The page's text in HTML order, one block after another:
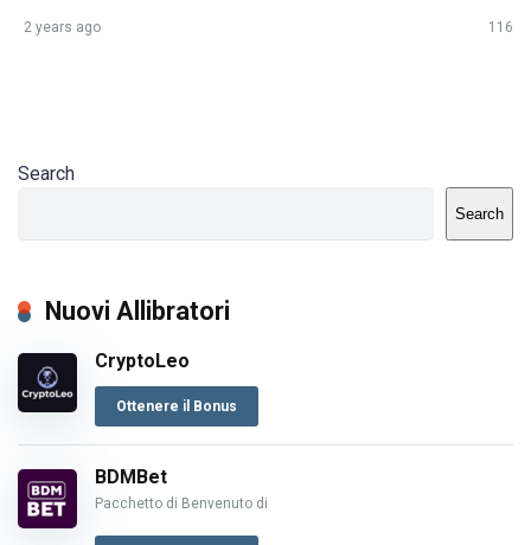
2 years ago 116
Search
Search
Nuovi Allibratori
CryptoLeo
Ottenere il Bonus
BDMBet
Pacchetto di Benvenuto di